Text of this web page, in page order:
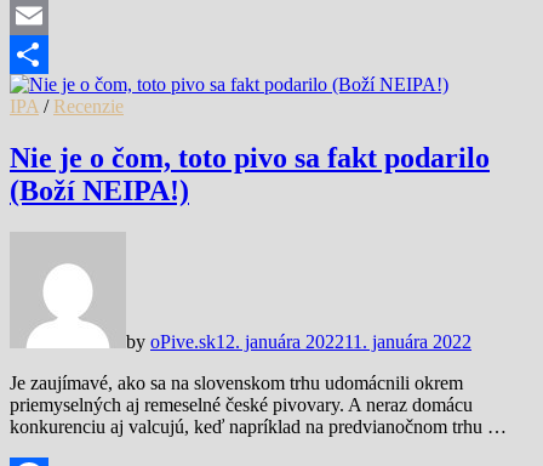
Mastodon
Email
Share
IPA / Recenzie
Nie je o čom, toto pivo sa fakt podarilo
(Boží NEIPA!)
by oPive.sk12. januára 202211. januára 2022
Je zaujímavé, ako sa na slovenskom trhu udomácnili okrem
priemyselných aj remeselné české pivovary. A neraz domácu
konkurenciu aj valcujú, keď napríklad na predvianočnom trhu …